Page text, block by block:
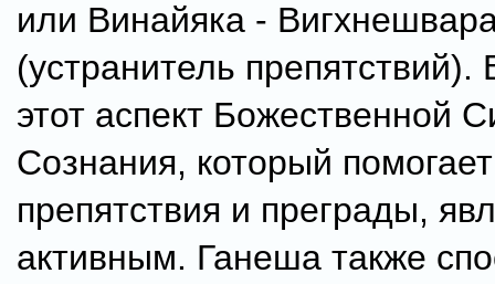
или Винайяка -
(устранитель препятствий).
этот аспект Божественной
Сознания, который
препятствия и преграды,
активным. Ганеша также